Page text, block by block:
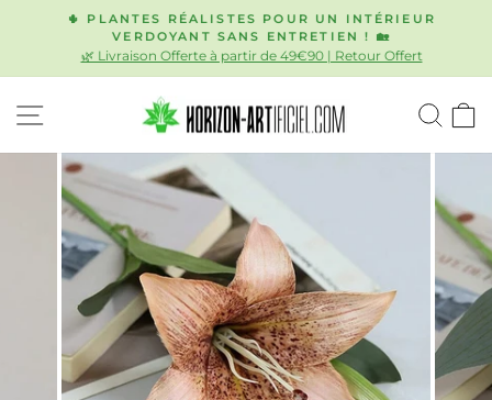
Diaporama
Pause
🌵 PLANTES RÉALISTES POUR UN INTÉRIEUR
VERDOYANT SANS ENTRETIEN ! 🏡
🌿 Livraison Offerte à partir de 49€90 | Retour Offert
NAVIGATION